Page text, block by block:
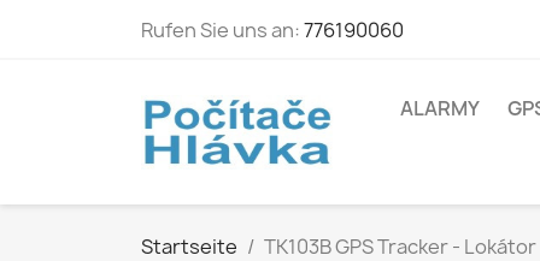
Rufen Sie uns an:776190060
ALARMY
Startseite TK103B GPS Tracker - Lokátor